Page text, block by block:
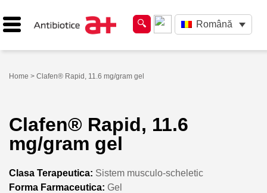
Română
Home > Clafen® Rapid, 11.6 mg/gram gel
Clafen® Rapid, 11.6
mg/gram gel
Clasa Terapeutica: Sistem musculo-scheletic
Forma Farmaceutica: Gel